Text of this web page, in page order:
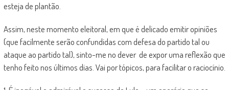
esteja de plantão.
Assim, neste momento eleitoral, em que é delicado emitir opiniões
(que facilmente serão confundidas com defesa do partido tal ou
ataque ao partido tal), sinto-me no dever de expor uma reflexão que
tenho feito nos últimos dias. Vai por tópicos, para facilitar o raciocínio.